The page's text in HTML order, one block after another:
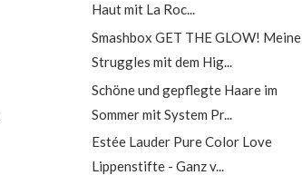
Haut mit La Roc...
Smashbox GET THE GLOW! Meine
Struggles mit dem Hig...
Schöne und gepflegte Haare im
Sommer mit System Pr...
Estée Lauder Pure Color Love
Lippenstifte - Ganz v...